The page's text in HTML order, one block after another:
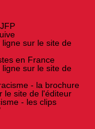
sur le site de
en France
sur le site de
- la brochure
le site de l'éditeur
- les clips